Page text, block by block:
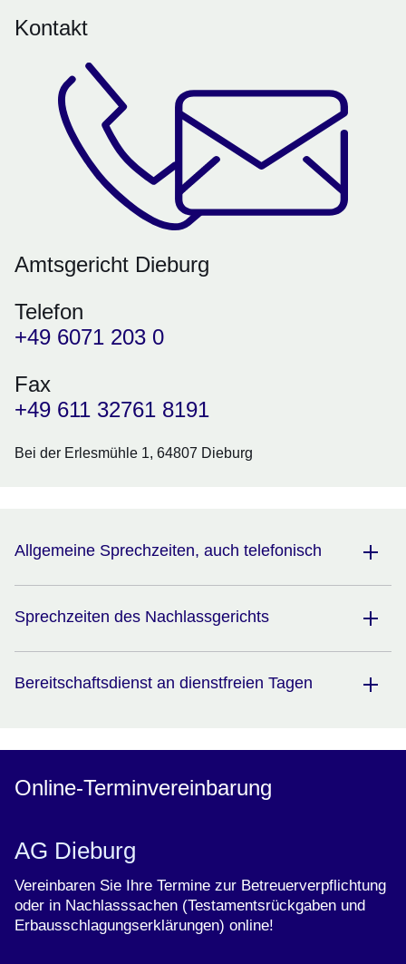
Kontakt
Amtsgericht Dieburg
Telefon
+49 6071 203 0
Fax
+49 611 32761 8191
Bei der Erlesmühle 1, 64807 Dieburg
Allgemeine Sprechzeiten, auch telefonisch
Sprechzeiten des Nachlassgerichts
Bereitschaftsdienst an dienstfreien Tagen
Online-Terminvereinbarung
AG Dieburg
Vereinbaren Sie Ihre Termine zur Betreuerverpflichtung
oder in Nachlasssachen (Testamentsrückgaben und
Erbausschlagungserklärungen) online!